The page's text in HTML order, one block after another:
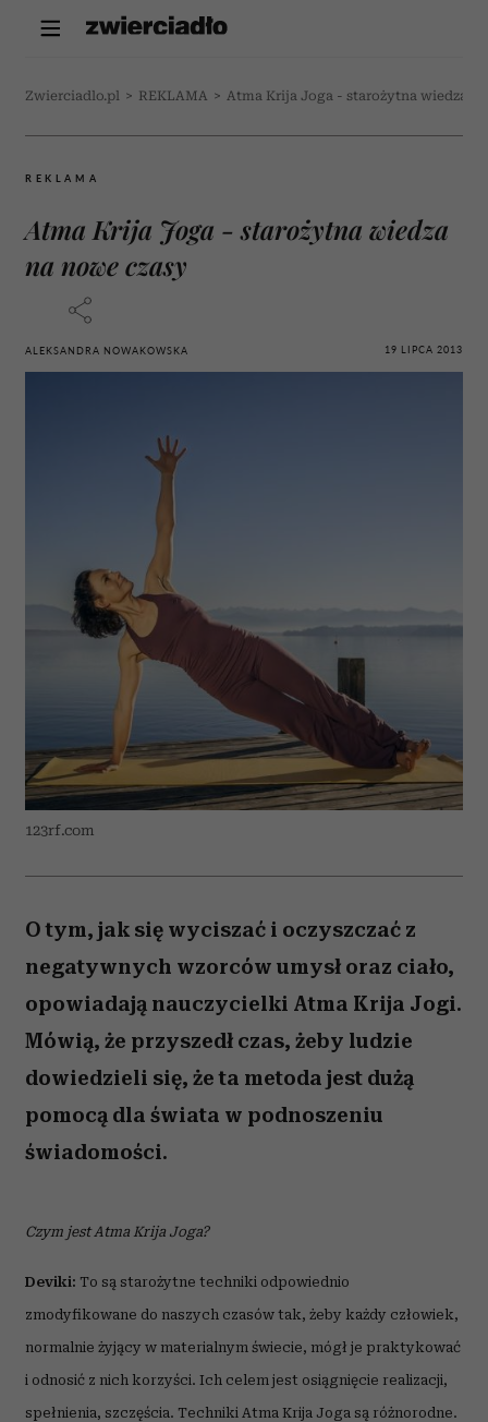
Zwierciadlo.pl > REKLAMA > Atma Krija Joga - starożytna wiedza
REKLAMA
Atma Krija Joga - starożytna wiedza
na nowe czasy
ALEKSANDRA NOWAKOWSKA 19 LIPCA 2013
123rf.com
O tym, jak się wyciszać i oczyszczać z
negatywnych wzorców umysł oraz ciało,
opowiadają nauczycielki Atma Krija Jogi.
Mówią, że przyszedł czas, żeby ludzie
dowiedzieli się, że ta metoda jest dużą
pomocą dla świata w podnoszeniu
świadomości.
Czym jest Atma Krija Joga?
Deviki: To są starożytne techniki odpowiednio
zmodyfikowane do naszych czasów tak, żeby każdy człowiek,
normalnie żyjący w materialnym świecie, mógł je praktykować
i odnosić z nich korzyści. Ich celem jest osiągnięcie realizacji,
spełnienia, szczęścia. Techniki Atma Krija Joga są różnorodne.